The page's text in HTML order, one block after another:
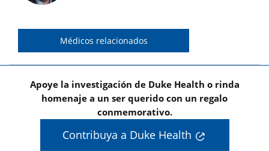
Médicos relacionados
Apoye la investigación de Duke Health o rinda
homenaje a un ser querido con un regalo
conmemorativo.
Contribuya a Duke Health